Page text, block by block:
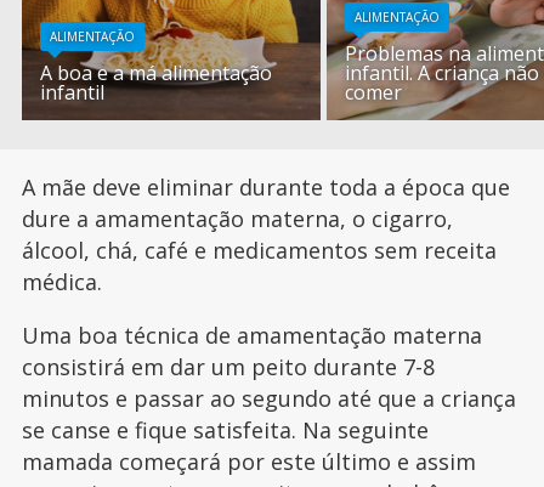
ALIMENTAÇÃO
A boa e a má alimentação
infantil
ALIMENTAÇÃO
Problemas na
infantil. A criança
comer
A mãe deve eliminar durante toda a época que
dure a amamentação materna, o cigarro,
álcool, chá, café e medicamentos sem receita
médica.
Uma boa técnica de amamentação materna
consistirá em dar um peito durante 7-8
minutos e passar ao segundo até que a criança
se canse e fique satisfeita. Na seguinte
mamada começará por este último e assim